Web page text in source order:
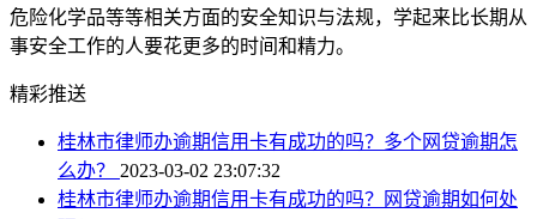
危险化学品等等相关方面的安全知识与法规，学起来比长期从
事安全工作的人要花更多的时间和精力。
精彩推送
桂林市律师办逾期信用卡有成功的吗？多个网贷逾期怎
么办？ 2023-03-02 23:07:32
桂林市律师办逾期信用卡有成功的吗？网贷逾期如何处